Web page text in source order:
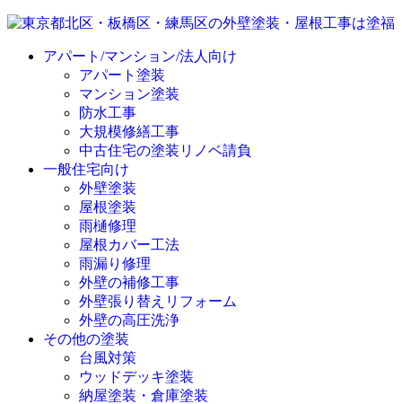
アパート/マンション/法人向け
アパート塗装
マンション塗装
防水工事
大規模修繕工事
中古住宅の塗装リノベ請負
一般住宅向け
外壁塗装
屋根塗装
雨樋修理
屋根カバー工法
雨漏り修理
外壁の補修工事
外壁張り替えリフォーム
外壁の高圧洗浄
その他の塗装
台風対策
ウッドデッキ塗装
納屋塗装・倉庫塗装